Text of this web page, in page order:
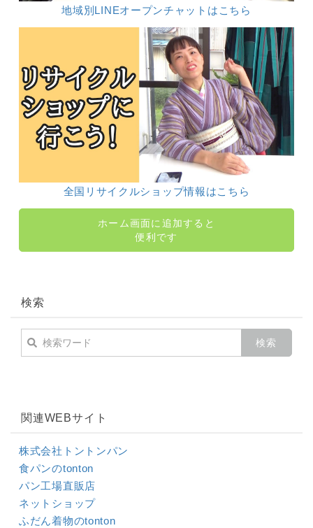
地域別LINEオープンチャットはこちら
全国リサイクルショップ情報はこちら
ホーム画面に追加すると
便利です
検索
関連WEBサイト
株式会社トントンパン
食パンのtonton
パン工場直販店
ネットショップ
ふだん着物のtonton